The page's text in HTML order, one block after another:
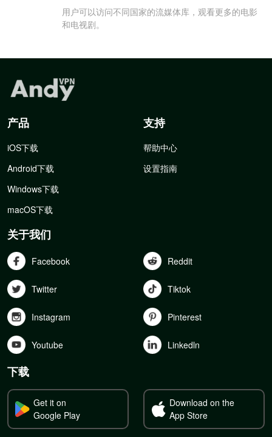
用户可以访问不同国家的流媒体库，观看更多的电影
和电视剧。
产品
iOS下载
Android下载
Windows下载
macOS下载
支持
帮助中心
设置指南
关于我们
Facebook Reddit
Twitter Tiktok
Instagram Pinterest
Youtube Linkedln
下载
Get it on
Google Play
Download on the
App Store